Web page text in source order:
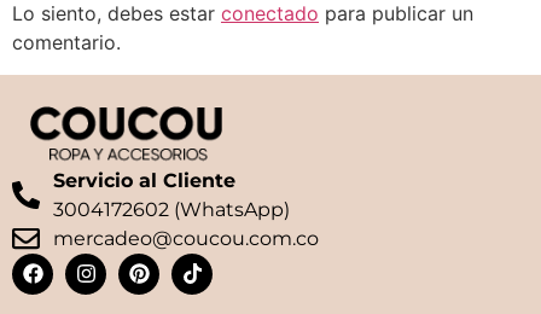
Lo siento, debes estar conectado para publicar un
comentario.
Servicio al Cliente
3004172602 (WhatsApp)
mercadeo@coucou.com.co